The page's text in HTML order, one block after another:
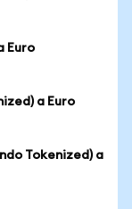
Euro
a Euro
Tokenized) a